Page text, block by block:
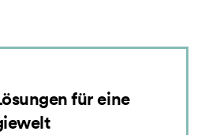
für eine